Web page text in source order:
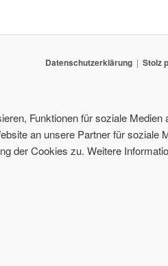
Datenschutzerklärung Stolz
Funktionen für soziale
an unsere Partner für soziale
der Cookies zu. Weitere